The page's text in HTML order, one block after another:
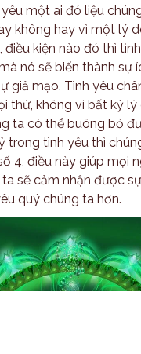
yêu một ai đó liệu
không hay vì một lý
điều kiện nào đó thì
nó sẽ biến thành sự
giả mạo. Tình yêu
thứ, không vì bất kỳ lý
ta có thể buông bỏ
trong tình yêu thì
4, điều này giúp mọi
sẽ cảm nhận được
quý chúng ta hơn.